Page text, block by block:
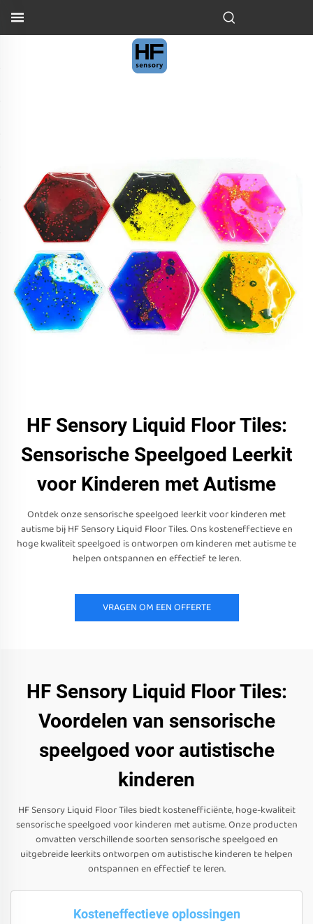
HF Sensory Liquid Floor Tiles:
Sensorische Speelgoed Leerkit
voor Kinderen met Autisme
Ontdek onze sensorische speelgoed leerkit voor kinderen met
autisme bij HF Sensory Liquid Floor Tiles. Ons kosteneffectieve en
hoge kwaliteit speelgoed is ontworpen om kinderen met autisme te
helpen ontspannen en effectief te leren.
VRAGEN OM EEN OFFERTE
HF Sensory Liquid Floor Tiles:
Voordelen van sensorische
speelgoed voor autistische
kinderen
HF Sensory Liquid Floor Tiles biedt kostenefficiënte, hoge-kwaliteit
sensorische speelgoed voor kinderen met autisme. Onze producten
omvatten verschillende soorten sensorische speelgoed en
uitgebreide leerkits ontworpen om autistische kinderen te helpen
ontspannen en effectief te leren.
Kosteneffectieve oplossingen